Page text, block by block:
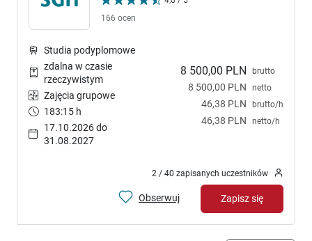
166 ocen
8 500,00 PLN brutto
8 500,00 PLN netto
46,38 PLN brutto/h
46,38 PLN netto/h
Studia podyplomowe
zdalna w czasie
rzeczywistym
Zajęcia grupowe
183:15 h
17.10.2026 do
31.08.2027
2 / 40 zapisanych uczestników
Obserwuj Zapisz się